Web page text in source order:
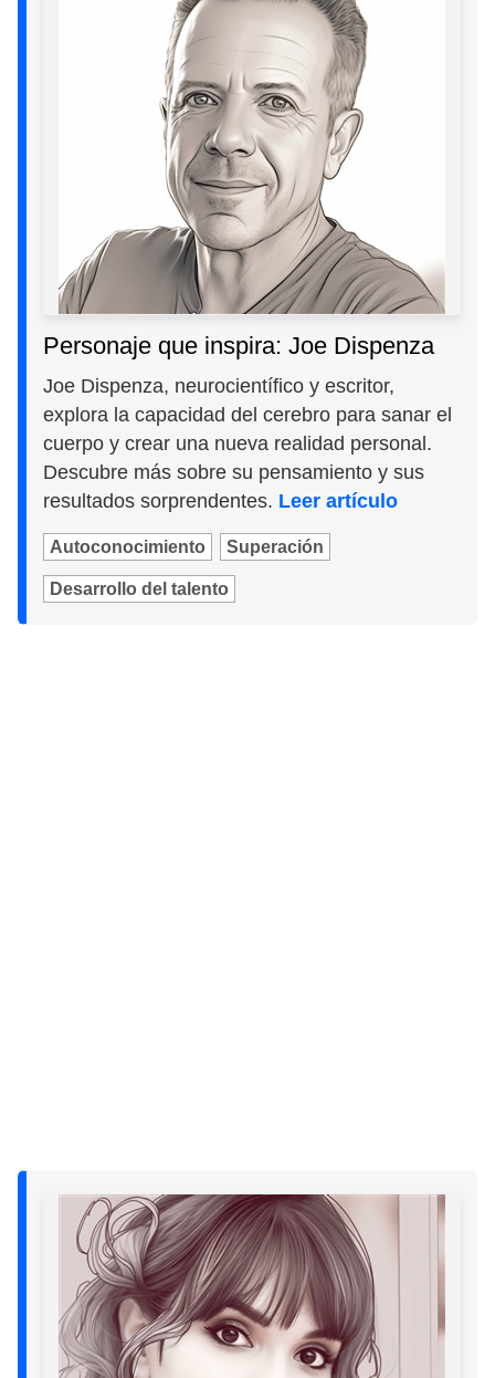
Personaje que inspira: Joe Dispenza
Joe Dispenza, neurocientífico y escritor,
explora la capacidad del cerebro para sanar el
cuerpo y crear una nueva realidad personal.
Descubre más sobre su pensamiento y sus
resultados sorprendentes. Leer artículo
Autoconocimiento Superación
Desarrollo del talento